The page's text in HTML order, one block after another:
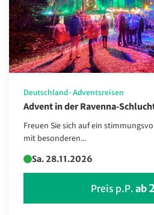
Deutschland · Adventsreisen
Advent in der Ravenna-
Freuen Sie sich auf ein
mit besonderen...
Sa. 28.11.2026
Preis p.P. ab